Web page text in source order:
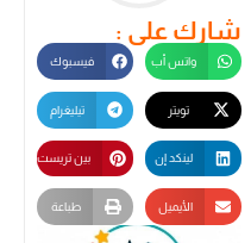
شارك على :
واتس أب فيسبوك
تيليغرام
لينكد إن بين تريست
الأيميل طباعة